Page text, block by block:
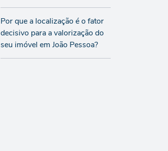
Por que a localização é o fator
decisivo para a valorização do
seu imóvel em João Pessoa?